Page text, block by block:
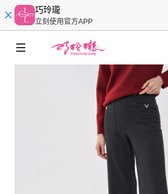
巧玲瓏
立刻使用官方APP